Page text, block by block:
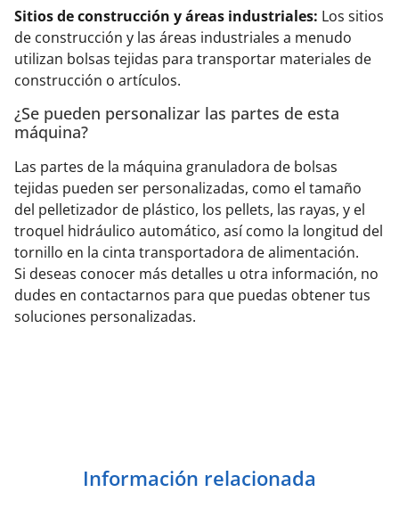
Sitios de construcción y áreas industriales: Los sitios
de construcción y las áreas industriales a menudo
utilizan bolsas tejidas para transportar materiales de
construcción o artículos.
¿Se pueden personalizar las partes de esta
máquina?
Las partes de la máquina granuladora de bolsas
tejidas pueden ser personalizadas, como el tamaño
del pelletizador de plástico, los pellets, las rayas, y el
troquel hidráulico automático, así como la longitud del
tornillo en la cinta transportadora de alimentación.
Si deseas conocer más detalles u otra información, no
dudes en contactarnos para que puedas obtener tus
soluciones personalizadas.
Información relacionada